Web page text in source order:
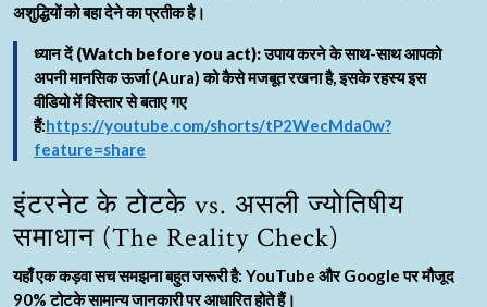
अशुद्धियों को बहा देने का प्रतीक है।
ध्यान दें (Watch before you act):उपाय करने के साथ-साथ आपको
अपनी मानसिक ऊर्जा (Aura) को कैसे मजबूत रखना है, इसके रहस्य इस
वीडियो में विस्तार से बताए गए
हैं:https://youtube.com/shorts/tP2WecMda0w?
feature=share
इंटरनेट के टोटके vs. असली ज्योतिषीय
समाधान (The Reality Check)
यहाँ एक कड़वा सच समझना बहुत जरूरी है: YouTube और Google पर मौजूद
90% टोटके सामान्य जानकारी पर आधारित होते हैं।